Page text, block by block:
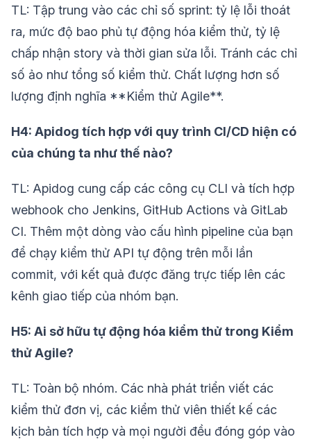
TL: Tập trung vào các chỉ số sprint: tỷ lệ lỗi thoát
ra, mức độ bao phủ tự động hóa kiểm thử, tỷ lệ
chấp nhận story và thời gian sửa lỗi. Tránh các chỉ
số ảo như tổng số kiểm thử. Chất lượng hơn số
lượng định nghĩa **Kiểm thử Agile**.
H4: Apidog tích hợp với quy trình CI/CD hiện có
của chúng ta như thế nào?
TL: Apidog cung cấp các công cụ CLI và tích hợp
webhook cho Jenkins, GitHub Actions và GitLab
CI. Thêm một dòng vào cấu hình pipeline của bạn
để chạy kiểm thử API tự động trên mỗi lần
commit, với kết quả được đăng trực tiếp lên các
kênh giao tiếp của nhóm bạn.
H5: Ai sở hữu tự động hóa kiểm thử trong Kiểm
thử Agile?
TL: Toàn bộ nhóm. Các nhà phát triển viết các
kiểm thử đơn vị, các kiểm thử viên thiết kế các
kịch bản tích hợp và mọi người đều đóng góp vào